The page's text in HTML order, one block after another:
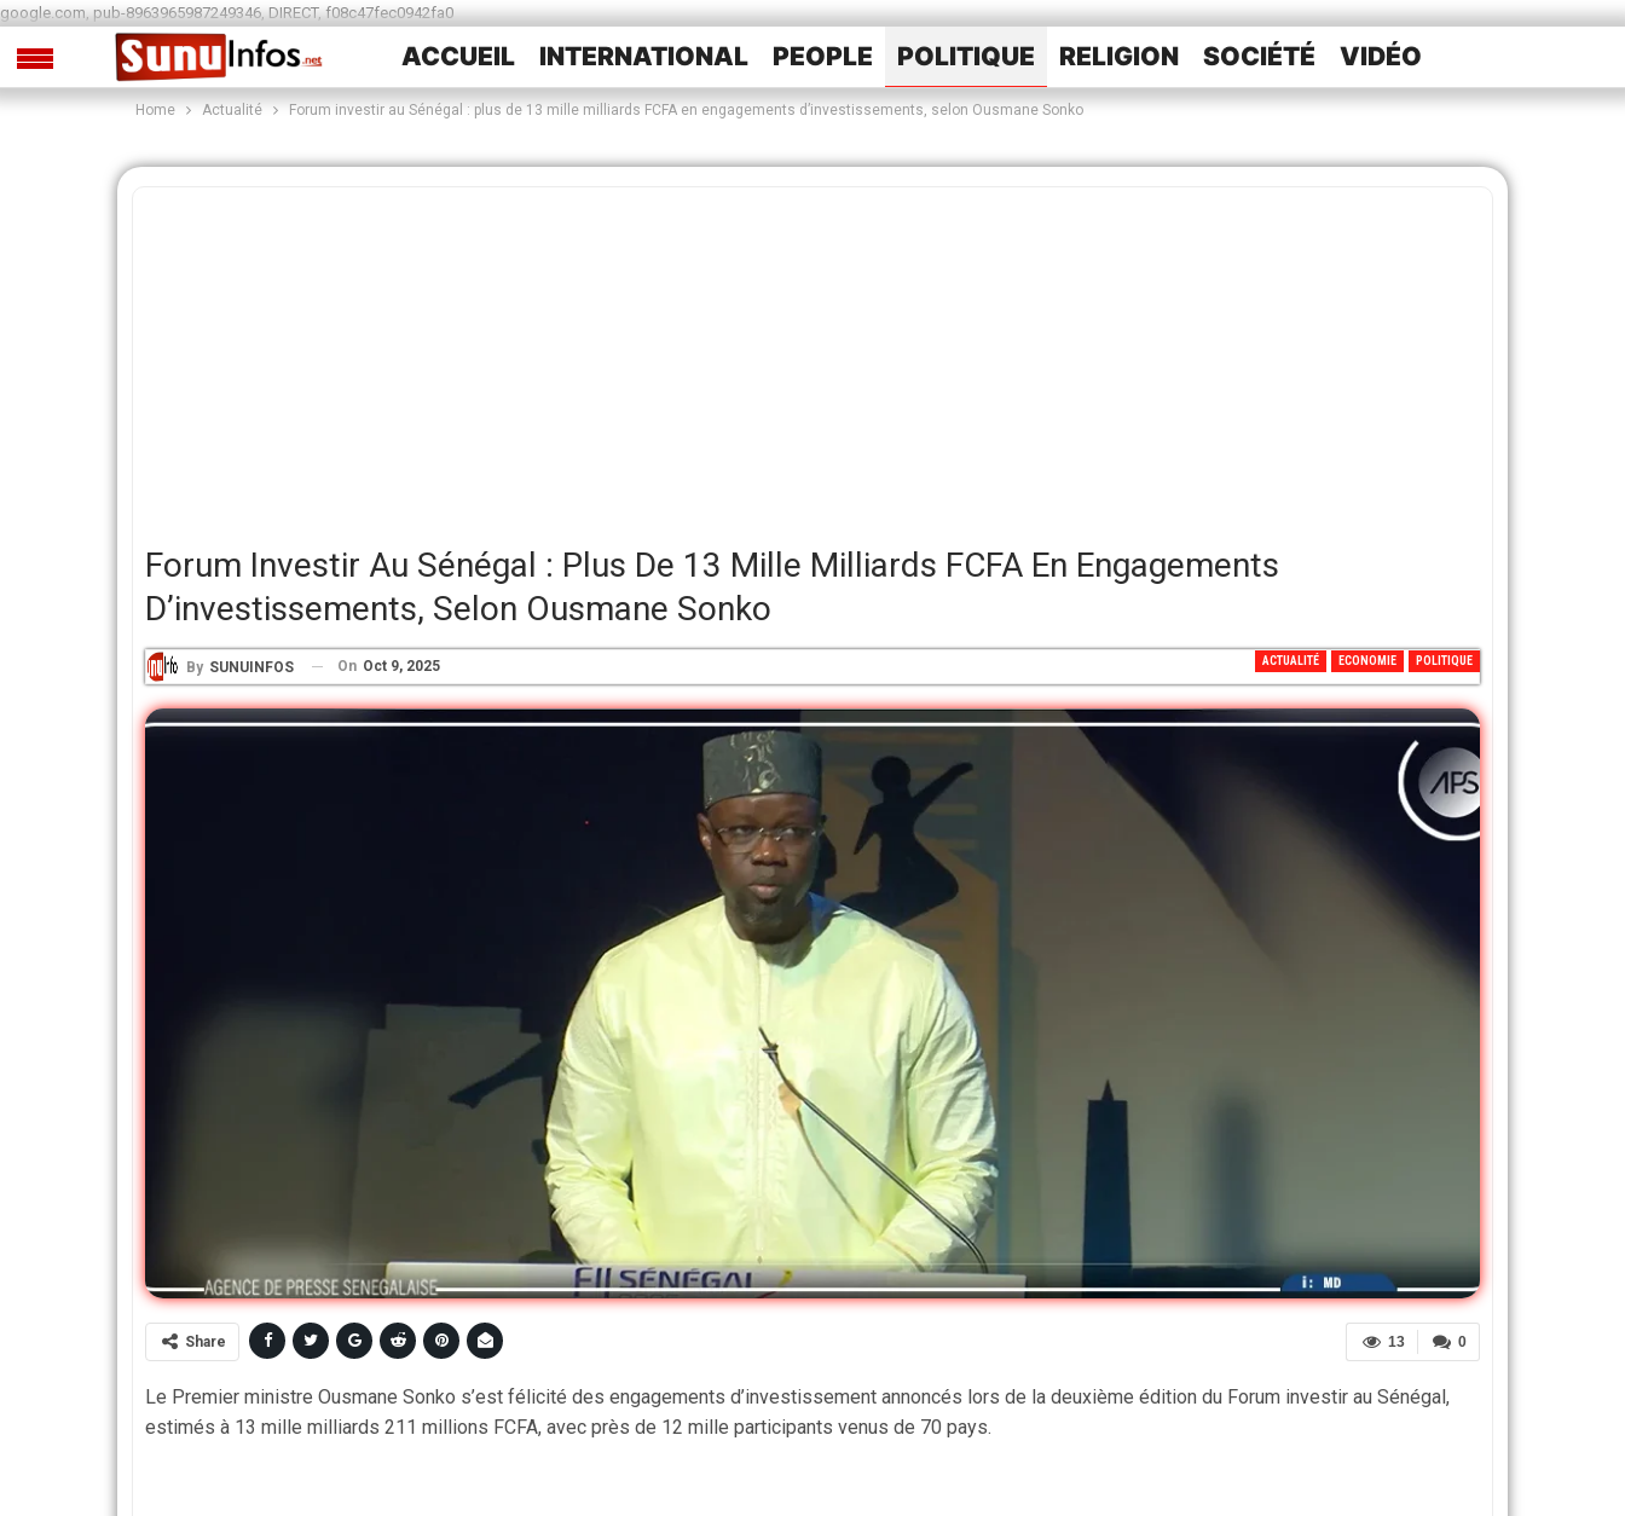
google.com, pub-8963965987249346, DIRECT, f08c47fec0942fa0
ACCUEIL INTERNATIONAL PEOPLE POLITIQUE RELIGION SOCIÉTÉ
VIDÉO
SPORTS
Home Actualité Forum investir au Sénégal : plus de 13 mille milliards FCFA en engagements d’investissements, selon Ousmane Sonko
Forum Investir Au Sénégal : Plus De 13 Mille Milliards FCFA En Engagements
D’investissements, Selon Ousmane Sonko
ACTUALITÉ ECONOMIE POLITIQUE
By SUNUINFOS On Oct 9, 2025
0
13
Share
Le Premier ministre Ousmane Sonko s’est félicité des engagements d’investissement annoncés lors de la deuxième édition du Forum investir au Sénégal,
estimés à 13 mille milliards 211 millions FCFA, avec près de 12 mille participants venus de 70 pays.